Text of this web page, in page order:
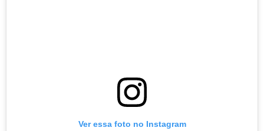
Ver essa foto no Instagram